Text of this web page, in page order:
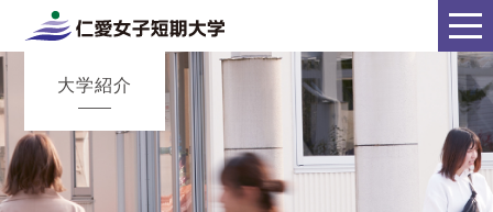
大学紹介